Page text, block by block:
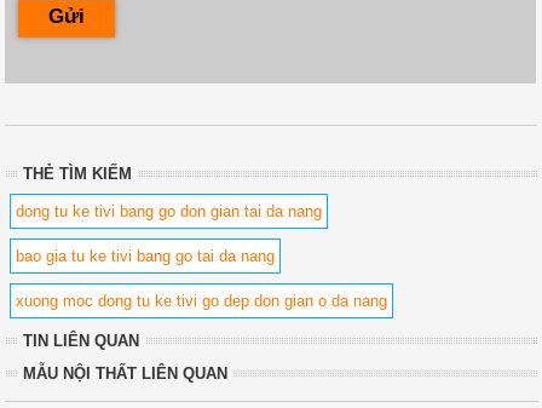
THẺ TÌM KIẾM
dong tu ke tivi bang go don gian tai da nang
bao gia tu ke tivi bang go tai da nang
xuong moc dong tu ke tivi go dep don gian o da nang
TIN LIÊN QUAN
MẪU NỘI THẤT LIÊN QUAN